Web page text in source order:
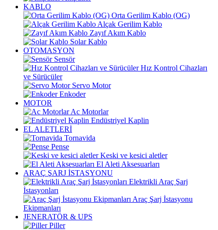
KABLO
Orta Gerilim Kablo (OG)
Alçak Gerilim Kablo
Zayıf Akım Kablo
Solar Kablo
OTOMASYON
Sensör
Hız Kontrol Cihazları
ve Sürücüler
Servo Motor
Enkoder
MOTOR
Ac Motorlar
Endüstriyel Kaplin
EL ALETLERİ
Tornavida
Pense
Keski ve kesici aletler
El Aleti Aksesuarları
ARAÇ ŞARJ İSTASYONU
Elektrikli Araç Şarj
İstasyonları
Araç Şarj İstasyonu
Ekipmanları
JENERATÖR & UPS
Piller